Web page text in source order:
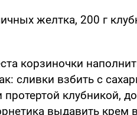
желтка, 200 г
корзиночки
сливки взбить с
клубникой,
выдавить крем